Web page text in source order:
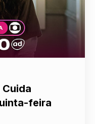
Cuida
feira